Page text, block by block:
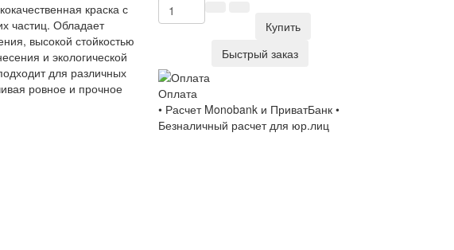
краска с
частиц. Обладает
высокой стойкостью
и экологической
для различных
ровное и прочное
Купить
Быстрый заказ
Оплата
• Расчет Monobank и ПриватБанк •
Безналичный расчет для юр.лиц